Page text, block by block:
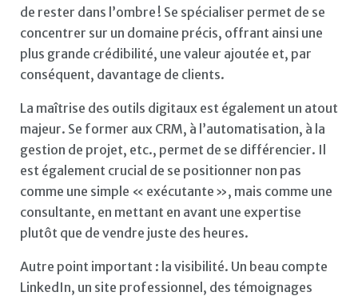
de rester dans l’ombre ! Se spécialiser permet de se
concentrer sur un domaine précis, offrant ainsi une
plus grande crédibilité, une valeur ajoutée et, par
conséquent, davantage de clients.
La maîtrise des outils digitaux est également un atout
majeur. Se former aux CRM, à l’automatisation, à la
gestion de projet, etc., permet de se différencier. Il
est également crucial de se positionner non pas
comme une simple « exécutante », mais comme une
consultante, en mettant en avant une expertise
plutôt que de vendre juste des heures.
Autre point important : la visibilité. Un beau compte
LinkedIn, un site professionnel, des témoignages